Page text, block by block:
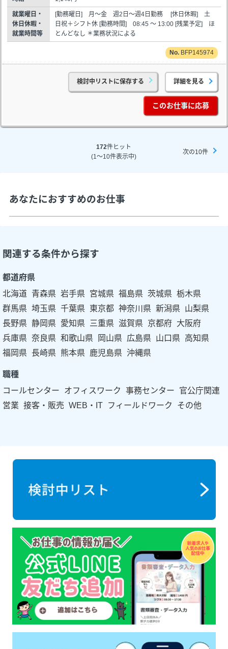
就業曜日・
休日休暇・
就業時間等
[勤務曜日] 月～金 週2日～週4日勤務 [休日休暇] 土
日祝＋シフト休 [勤務時間] 08:45 ～ 13:00 [残業予定] ほ
とんどなし ＊業務状況による
BFP145974
検討中リストに保存する 詳細を見る
このお仕事に応募
172件ヒット
(1～10件表示中)
次の10件
あなたにおすすめのお仕事
関連する条件から探す
都道府県
北海道 青森県 岩手県 宮城県 福島県 茨城県 栃木県
群馬県 埼玉県 千葉県 東京都 神奈川県 新潟県 山梨県
長野県 静岡県 愛知県 三重県 滋賀県 京都府 大阪府
兵庫県 奈良県 和歌山県 岡山県 広島県 山口県 高知県
福岡県 長崎県 熊本県 鹿児島県 沖縄県
職種
コールセンター
オフィスワーク 事務センター
官公庁関連
営業 接客・販売 WEB・IT フィールドワーク その他